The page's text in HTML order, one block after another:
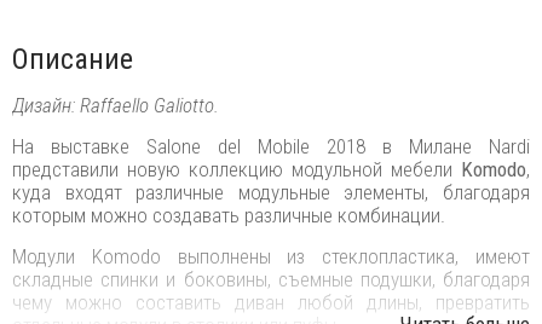
Описание
Дизайн: Raffaello Galiotto.
На выставке Salone del Mobile 2018 в Милане Nardi
представили новую коллекцию модульной мебели Komodo,
куда входят различные модульные элементы, благодаря
которым можно создавать различные комбинации.
Модули Komodo выполнены из стеклопластика, имеют
складные спинки и боковины, съемные подушки, благодаря
чему можно составить диван любой длины, превратить